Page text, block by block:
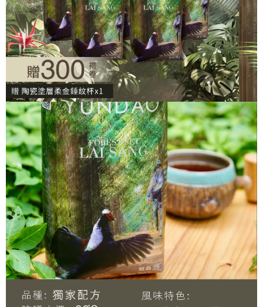
黑貓．貨到付款
每筆NT$100，滿NT$480(含以上)免運費